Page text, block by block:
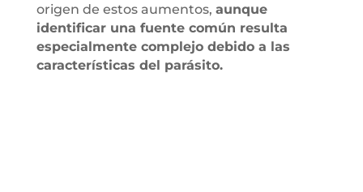
origen de estos aumentos, aunque
identificar una fuente común resulta
especialmente complejo debido a las
características del parásito.